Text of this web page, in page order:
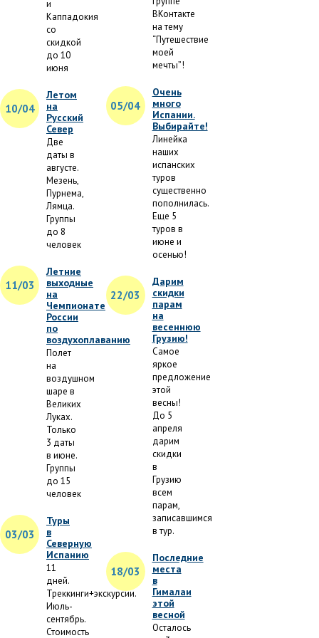
и
Каппадокия
со
скидкой
до 10
июня
10/04
Летом
на
Русский
Север
Две
даты в
августе.
Мезень,
Пурнема,
Лямца.
Группы
до 8
человек
11/03
Летние
выходные
на
Чемпионате
России
по
воздухоплаванию
Полет
на
воздушном
шаре в
Великих
Луках.
Только
3 даты
в июне.
Группы
до 15
человек
03/03
Туры
в
Северную
Испанию
11
дней.
Треккинги+экскурсии.
Июль-
сентябрь.
Стоимость
ВКонтакте
на тему
“Путешествие
моей
мечты”!
05/04
Очень
много
Испании.
Выбирайте!
Линейка
наших
испанских
туров
существенно
пополнилась.
Еще 5
туров в
июне и
осенью!
22/03
Дарим
скидки
парам
на
весеннюю
Грузию!
Самое
яркое
предложение
этой
весны!
До 5
апреля
дарим
скидки
в
Грузию
всем
парам,
записавшимся
в тур.
18/03
Последние
места
в
Гималаи
этой
весной
Осталось